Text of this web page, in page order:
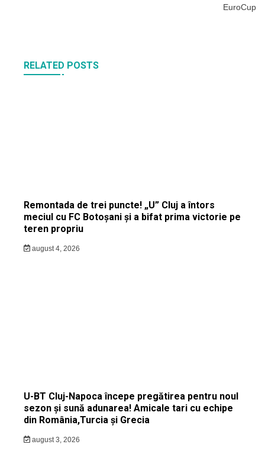
EuroCup
RELATED POSTS
Remontada de trei puncte! „U” Cluj a întors
meciul cu FC Botoșani și a bifat prima victorie pe
teren propriu
august 4, 2026
U-BT Cluj-Napoca începe pregătirea pentru noul
sezon și sună adunarea! Amicale tari cu echipe
din România,Turcia și Grecia
august 3, 2026